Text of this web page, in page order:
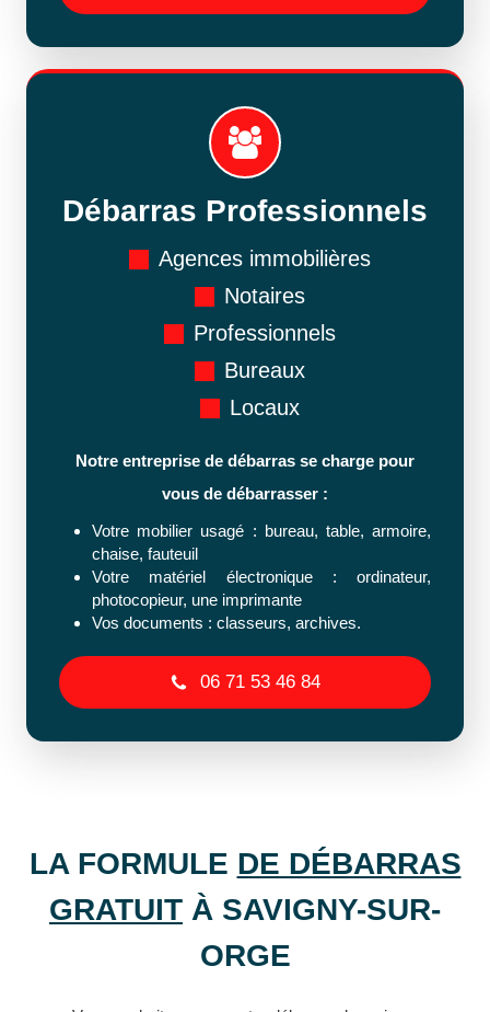
Débarras Professionnels
Agences immobilières
Notaires
Professionnels
Bureaux
Locaux
Notre entreprise de débarras se charge pour
vous de débarrasser :
Votre mobilier usagé : bureau, table, armoire,
chaise, fauteuil
Votre matériel électronique : ordinateur,
photocopieur, une imprimante
Vos documents : classeurs, archives.
06 71 53 46 84
LA FORMULE DE DÉBARRAS
GRATUIT À SAVIGNY-SUR-
ORGE